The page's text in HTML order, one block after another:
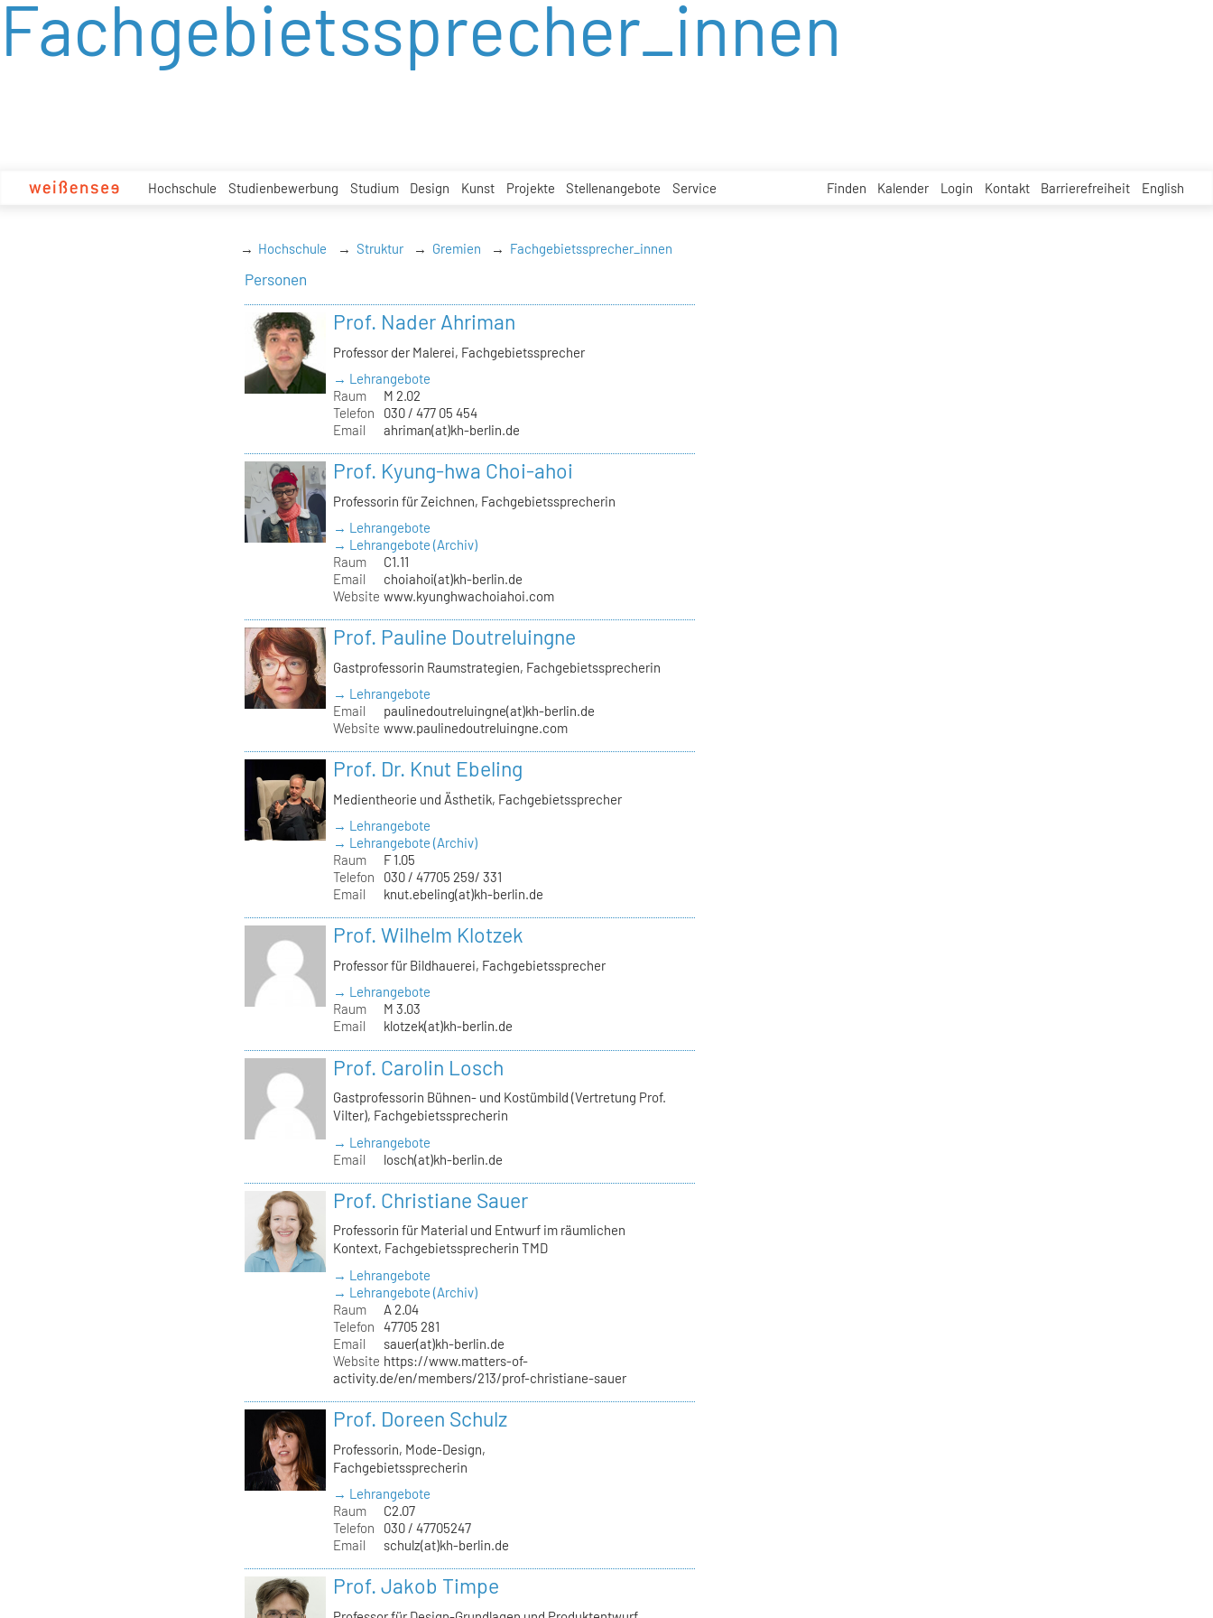
zum
Inhalt
Hochschule Studienbewerbung Studium Design Kunst Projekte Stellenangebote Service Finden Kalender Login Kontakt Barrierefreiheit English
Fachgebietssprecher_innen
Hochschule Struktur Gremien Fachgebietssprecher_innen
Personen
Prof. Nader Ahriman
Professor der Malerei, Fachgebietssprecher
→ Lehrangebote
Raum
M 2.02
Telefon
030 / 477 05 454
Email
ahriman(at)kh-berlin.de
Prof. Kyung-hwa Choi-ahoi
Professorin für Zeichnen, Fachgebietssprecherin
→ Lehrangebote
→ Lehrangebote (Archiv)
Raum
C1.11
Email
choiahoi(at)kh-berlin.de
Website www.kyunghwachoiahoi.com
Prof. Pauline Doutreluingne
Gastprofessorin Raumstrategien, Fachgebietssprecherin
→ Lehrangebote
Email
paulinedoutreluingne(at)kh-berlin.de
Website www.paulinedoutreluingne.com
Prof. Dr. Knut Ebeling
Medientheorie und Ästhetik, Fachgebietssprecher
→ Lehrangebote
→ Lehrangebote (Archiv)
Raum
F 1.05
Telefon
030 / 47705 259/ 331
Email
knut.ebeling(at)kh-berlin.de
Prof. Wilhelm Klotzek
Professor für Bildhauerei, Fachgebietssprecher
→ Lehrangebote
Raum
M 3.03
Email
klotzek(at)kh-berlin.de
Prof. Carolin Losch
Gastprofessorin Bühnen- und Kostümbild (Vertretung Prof.
Vilter), Fachgebietssprecherin
→ Lehrangebote
Email
losch(at)kh-berlin.de
Prof. Christiane Sauer
Professorin für Material und Entwurf im räumlichen
Kontext, Fachgebietssprecherin TMD
→ Lehrangebote
→ Lehrangebote (Archiv)
Raum
A 2.04
Telefon
47705 281
Email
sauer(at)kh-berlin.de
Website https://www.matters-of-
activity.de/en/members/213/prof-christiane-sauer
Prof. Doreen Schulz
Professorin, Mode-Design,
Fachgebietssprecherin
→ Lehrangebote
Raum
C2.07
Telefon
030 / 47705247
Email
schulz(at)kh-berlin.de
Prof. Jakob Timpe